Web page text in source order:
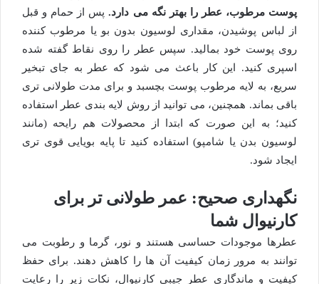
پوست مرطوب، عطر را بهتر نگه می دارد.پس از حمام و قبل
از لباس پوشیدن، مقداری لوسیون بدون بو یا مرطوب کننده
روی پوست خود بمالید. سپس عطر را روی نقاط گفته شده
اسپری کنید. این کار باعث می شود که عطر به جای تبخیر
سریع، به لایه مرطوب پوست بچسبد و برای مدت طولانی تری
باقی بماند. همچنین، می توانید از روش لایه بندی عطر استفاده
کنید؛ به این صورت که ابتدا از محصولات هم رایحه (مانند
لوسیون بدن یا شامپو) استفاده کنید تا پایه بویایی قوی تری
ایجاد شود.
نگهداری صحیح: عمر طولانی تر برای
کارنیوال شما
عطرها موجودات حساسی هستند و نور، گرما و رطوبت می
توانند به مرور زمان کیفیت آن ها را کاهش دهند. برای حفظ
کیفیت و ماندگاری عطر جیبی کارنیوال، نکات زیر را رعایت